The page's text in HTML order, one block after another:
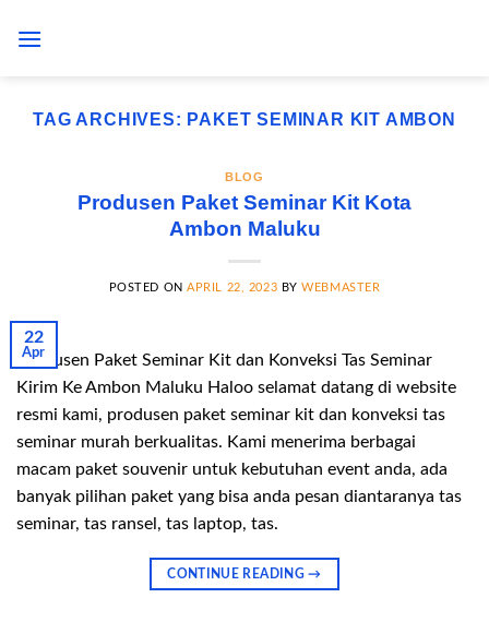
TAG ARCHIVES: PAKET SEMINAR KIT AMBON
BLOG
Produsen Paket Seminar Kit Kota
Ambon Maluku
POSTED ONAPRIL 22, 2023 BYWEBMASTER
22
Apr
Produsen Paket Seminar Kit dan Konveksi Tas Seminar
Kirim Ke Ambon Maluku Haloo selamat datang di website
resmi kami, produsen paket seminar kit dan konveksi tas
seminar murah berkualitas. Kami menerima berbagai
macam paket souvenir untuk kebutuhan event anda, ada
banyak pilihan paket yang bisa anda pesan diantaranya tas
seminar, tas ransel, tas laptop, tas.
CONTINUE READING→